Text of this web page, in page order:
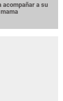
acompañar a su